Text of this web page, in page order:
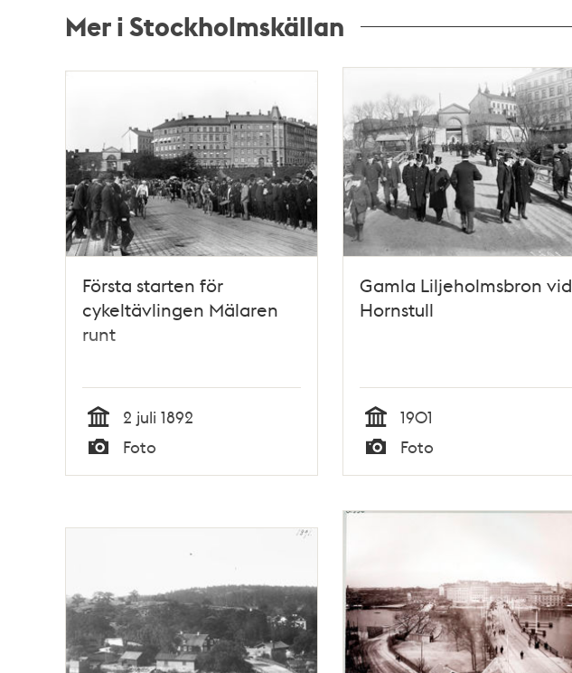
Mer i Stockholmskällan
teman
Första starten för
cykeltävlingen Mälaren
runt
Tid
2 juli 1892
Typ
Foto
Gamla Liljeholmsbron vid
Hornstull
Tid
1901
Typ
Foto